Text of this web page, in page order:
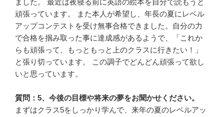
ました。 最近は夜寝る前に英語の絵本を自分で読もうと
頑張っています。 また本人が希望し、年長の夏にレベル
アップコンテストを受け無事合格できました。自分の力
で合格を掴み取った事に達成感があるようで、「これか
らも頑張って、もっともっと上のクラスに行きたい！」
と張り切っています。 この調子でどんどん頑張って欲し
いと思っています。
質問：5、今後の目標や将来の夢をお聞かせください。
まずはクラス5をしっかり学んで、来年の夏のレベルアッ